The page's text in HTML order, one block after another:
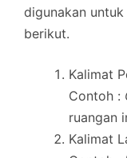
digunakan
berikut.
Kalimat
Contoh :
ruangan
Kalimat